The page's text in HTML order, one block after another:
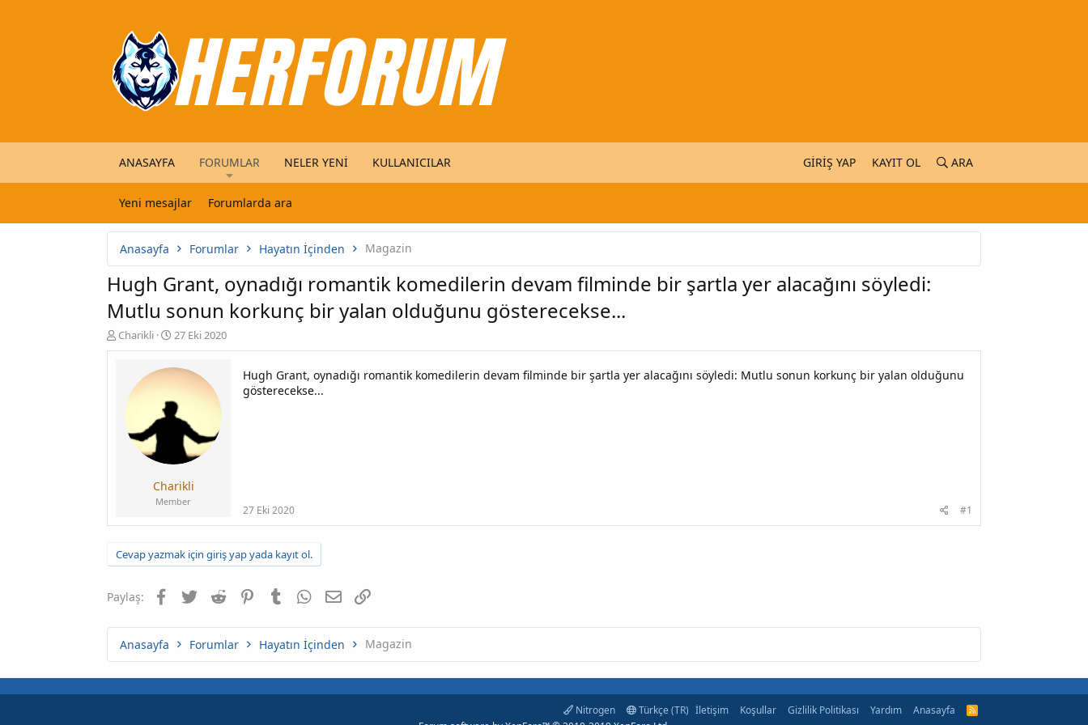
ANASAYFA FORUMLAR NELER YENI KULLANICILAR GIRIŞ YAP KAYIT OL ARA
Yeni mesajlar Forumlarda ara
Anasayfa Forumlar Hayatın İçinden Magazin
Hugh Grant, oynadığı romantik komedilerin devam filminde bir şartla yer alacağını söyledi:
Mutlu sonun korkunç bir yalan olduğunu gösterecekse...
K
o
n
Charikli
B
a
n
g
t
r
i
h
27 Eki 2020
Charikli
Member
Hugh Grant, oynadığı romantik komedilerin devam filminde bir şartla yer alacağını söyledi: Mutlu sonun korkunç bir yalan olduğunu
gösterecekse...
27 Eki 2020 #1
Cevap yazmak için giriş yap yada kayıt ol.
Paylaş: Facebook
TwitterReddit PinterestTumblr WhatsApp
E-postaLink
Anasayfa Forumlar Hayatın İçinden Magazin
Nitrogen Türkçe (TR) İletişim Koşullar Gizlilik Politikası Yardım Anasayfa
R
S